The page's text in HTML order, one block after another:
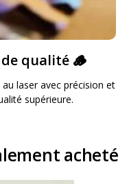
qualité 🪵
laser avec précision et
supérieure.
acheté